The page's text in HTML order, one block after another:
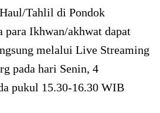
Tahlil di Pondok
para Ikhwan/akhwat dapat
melalui Live Streaming
pada hari Senin, 4
pukul 15.30-16.30 WIB